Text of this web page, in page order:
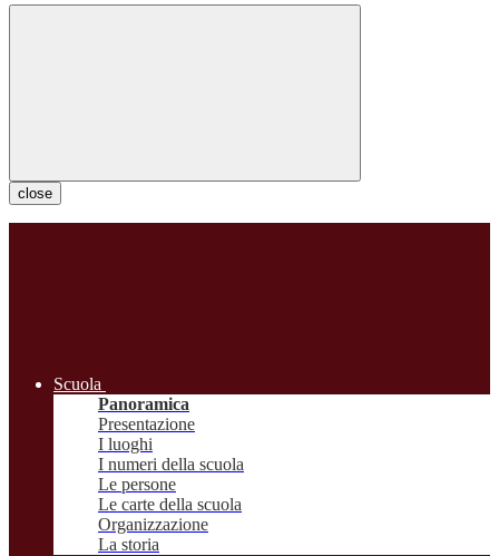
close
Scuola
Panoramica
Presentazione
I luoghi
I numeri della scuola
Le persone
Le carte della scuola
Organizzazione
La storia